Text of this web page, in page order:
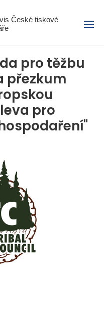
České tiskové
Menu
pro těžbu
přezkum
pro